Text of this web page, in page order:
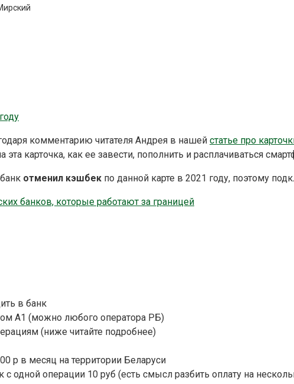
комментарию читателя Андрея в нашей статье про
карточка, как ее завести, пополнить и расплачиваться
отменил кэшбек по данной карте в 2021 году, поэтому
банков, которые работают за границей
в банк
А1 (можно любого оператора РБ)
(ниже читайте подробнее)
р в месяц на территории Беларуси
одной операции 10 руб (есть смысл разбить оплату на